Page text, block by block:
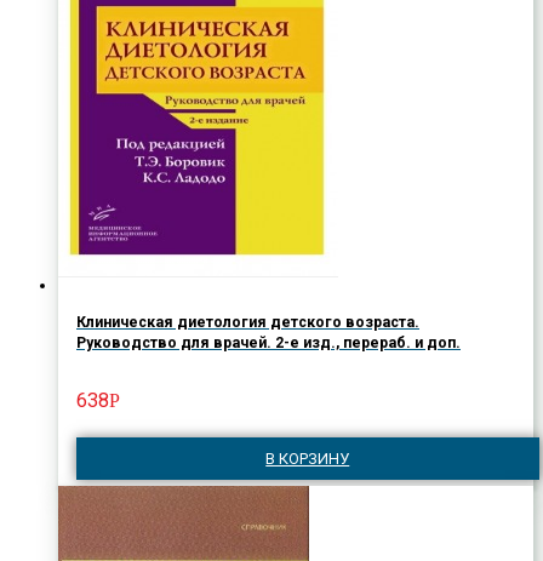
Клиническая диетология детского возраста.
Руководство для врачей. 2-е изд., перераб. и доп.
638Р
В КОРЗИНУ